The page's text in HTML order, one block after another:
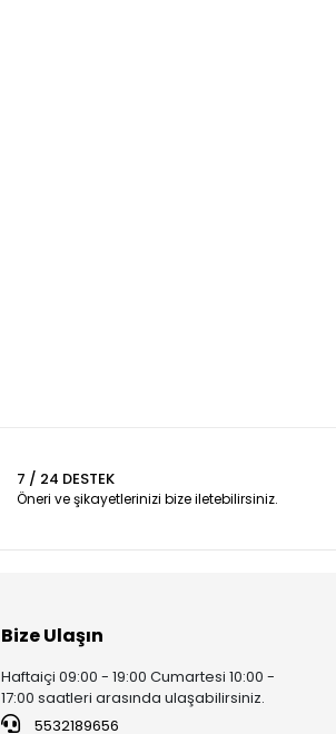
7 / 24 DESTEK
Öneri ve şikayetlerinizi bize iletebilirsiniz.
Bize Ulaşın
Haftaiçi 09:00 - 19:00 Cumartesi 10:00 -
17:00 saatleri arasında ulaşabilirsiniz.
5532189656